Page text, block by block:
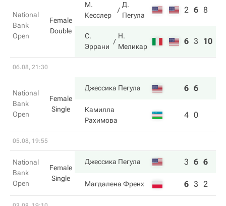
National
Bank
Open
Female
Double
М.
Кесслер
Д.
Пегула
2 6 8
С.
Эррани
Н.
Меликар
6 3 10
06.08, 21:30
National
Bank
Open
Female
Single
Джессика Пегула 6 6
Камилла
Рахимова
4 0
05.08, 19:55
National
Bank
Open
Female
Single
Джессика Пегула 3 6 6
Магдалена Френх 6 3 2